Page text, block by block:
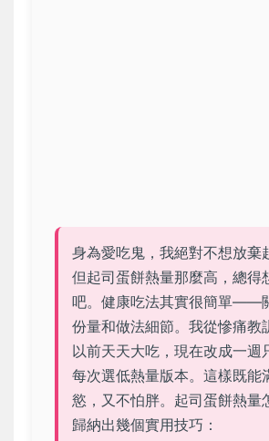
身為愛吃鬼，我絕對不想放棄
但起司蛋餅熱量那麼高，總得
吧。健康吃法其實很簡單——
份量和做法細節。我從慘痛教
以前天天大吃，現在改成一週
每次選低熱量版本。這樣既能
慾，又不怕胖。起司蛋餅熱量
歸納出幾個實用技巧：